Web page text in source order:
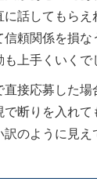
話してもら
頼関係を損
上手くいくで
接応募した
断りを入れ
のように見え